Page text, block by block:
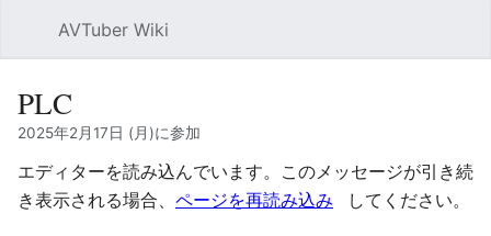
AVTuber Wiki
PLC
2025年2月17日 (月)に参加
エディターを読み込んでいます。このメッセージが引き続
き表示される場合、 ページを再読み込み してください。